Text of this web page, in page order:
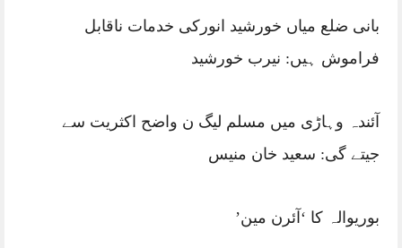
بانی ضلع میاں خورشید انورکی خدمات ناقابل
فراموش ہیں: نیرب خورشید
آئندہ وہاڑی میں مسلم لیگ ن واضح اکثریت سے
جیتے گی: سعید خان منیس
بوریوالہ کا ‘آئرن مین’